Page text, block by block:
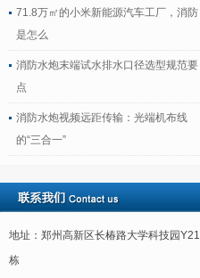
71.8万㎡的小米新能源汽车工厂，消防
是怎么
消防水炮末端试水排水口径选型规范要
点
消防水炮视频远距传输：光端机布线
的“三合一”
地址：郑州高新区长椿路大学科技园Y21
栋